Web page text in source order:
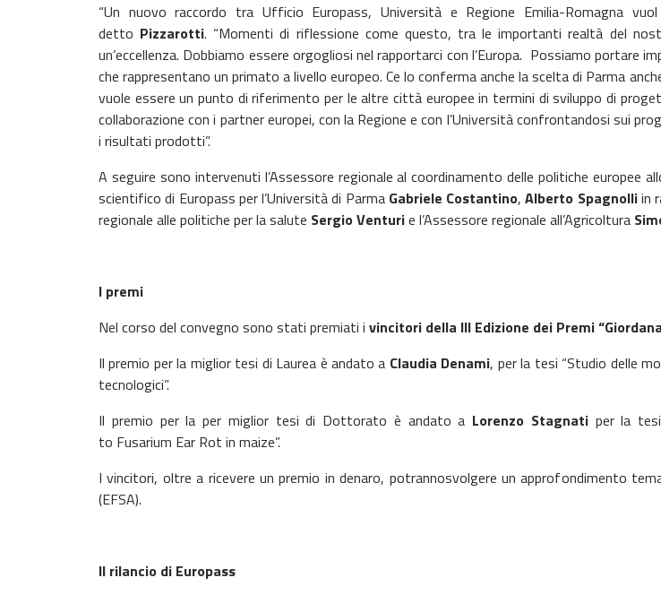
“Un nuovo raccordo tra Ufficio Europass, Università e Regione Emilia-Romagna
detto Pizzarotti. “Momenti di riflessione come questo, tra le importanti realtà del
un’eccellenza. Dobbiamo essere orgogliosi nel rapportarci con l’Europa. Possiamo
che rappresentano un primato a livello europeo. Ce lo conferma anche la scelta di Parma
vuole essere un punto di riferimento per le altre città europee in termini di sviluppo di
collaborazione con i partner europei, con la Regione e con l’Università confrontandosi sui
i risultati prodotti”.
A seguire sono intervenuti l’Assessore regionale al coordinamento delle politiche europee
scientifico di Europass per l’Università di Parma Gabriele Costantino,Alberto Spagnolliin
regionale alle politiche per la salute Sergio Venturie l’Assessore regionale all’Agricoltura
I premi
Nel corso del convegno sono stati premiati i vincitori della III Edizione dei Premi
Il premio per la miglior tesi di Laurea è andato a Claudia Denami, per la tesi “Studio delle
tecnologici”.
Il premio per la per miglior tesi di Dottorato è andato a Lorenzo Stagnatiper la tesi
to Fusarium Ear Rot in maize”.
I vincitori, oltre a ricevere un premio in denaro, potrannosvolgere un approfondimento
(EFSA).
Il rilancio di Europass